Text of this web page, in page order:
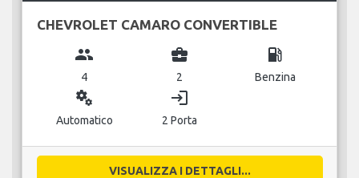
CHEVROLET CAMARO CONVERTIBLE
group
4
business_center
2
local_gas_station
Benzina
miscellaneous_services
Automatico
login
2 Porta
VISUALIZZA I DETTAGLI...